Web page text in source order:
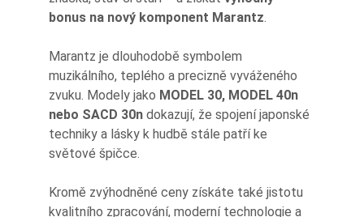
bonus na nový komponent Marantz.
Marantz je dlouhodobě symbolem
muzikálního, teplého a precizně vyváženého
zvuku. Modely jako MODEL 30, MODEL 40n
nebo SACD 30n dokazují, že spojení japonské
techniky a lásky k hudbě stále patří ke
světové špičce.
Kromě zvýhodněné ceny získáte také jistotu
kvalitního zpracování, moderní technologie a